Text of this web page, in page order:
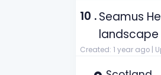
10 .Seamus
Created: 1 year ago |